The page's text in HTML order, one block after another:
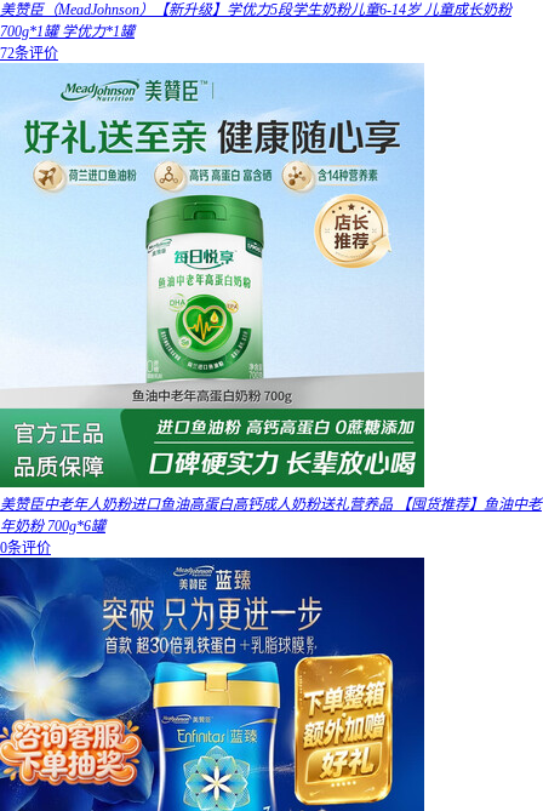
美赞臣（MeadJohnson）【新升级】学优力5段学生奶粉儿童6-14岁 儿童成长奶粉
700g*1罐 学优力*1罐
72条评价
美赞臣中老年人奶粉进口鱼油高蛋白高钙成人奶粉送礼营养品 【囤货推荐】鱼油中老
年奶粉 700g*6罐
0条评价